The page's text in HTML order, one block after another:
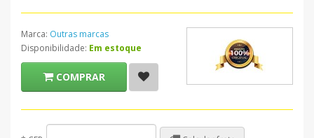
Marca: Outras marcas
Disponibilidade: Em estoque
COMPRAR